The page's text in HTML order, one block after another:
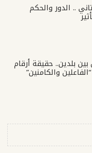
.. الدور والحكم
بين بلدين.. حقيقة أرقام
والكامنين”